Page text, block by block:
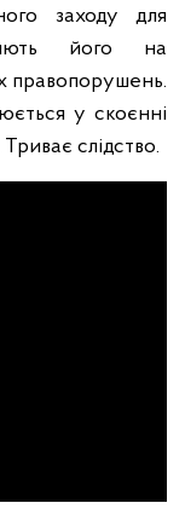
заходу для
його на
правопорушень.
у скоєнні
слідство.